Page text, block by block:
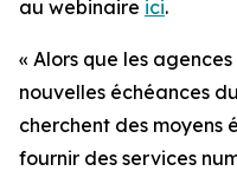
au webinaire ici.
« Alors que les
nouvelles échéances
cherchent des moyens
fournir des services